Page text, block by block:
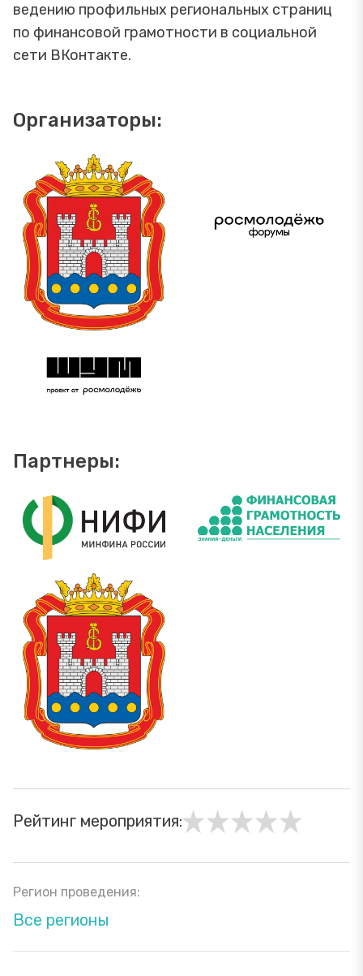
ведению профильных региональных страниц
по финансовой грамотности в социальной
сети ВКонтакте.
Организаторы:
Партнеры:
Рейтинг мероприятия:
Регион проведения:
Все регионы